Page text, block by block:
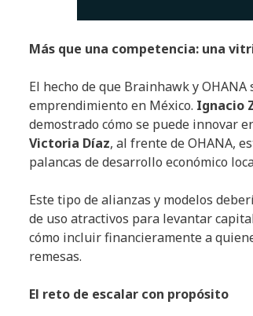
Más que una competencia: una
El hecho de que Brainhawk y
emprendimiento en México. Ignacio
demostrado cómo se puede innovar
Victoria Díaz, al frente de OHANA,
palancas de desarrollo económico
Este tipo de alianzas y modelos
de uso atractivos para levantar
cómo incluir financieramente a
remesas.
El reto de escalar con propósito